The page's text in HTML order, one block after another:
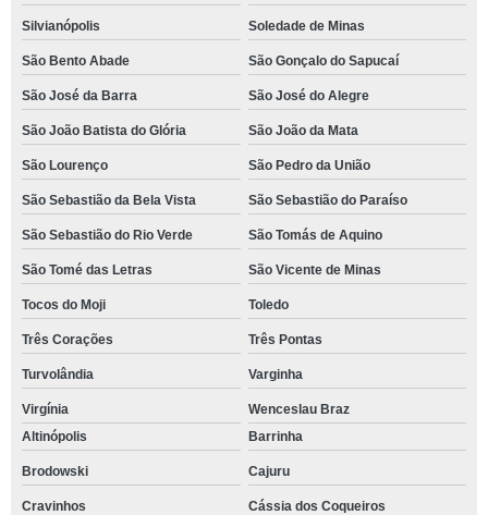
Silvianópolis Soledade de Minas
São Bento Abade São Gonçalo do Sapucaí
São José da Barra São José do Alegre
São João Batista do Glória São João da Mata
São Lourenço São Pedro da União
São Sebastião da Bela Vista São Sebastião do Paraíso
São Sebastião do Rio Verde São Tomás de Aquino
São Tomé das Letras São Vicente de Minas
Tocos do Moji Toledo
Três Corações Três Pontas
Turvolândia Varginha
Virgínia
Wenceslau Braz
Altinópolis
Barrinha
Brodowski Cajuru
Cravinhos Cássia dos Coqueiros